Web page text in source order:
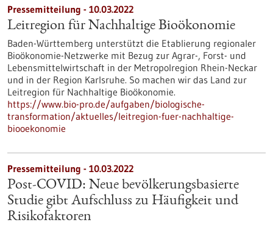
Pressemitteilung - 10.03.2022
Leitregion für Nachhaltige Bioökonomie
Baden-Württemberg unterstützt die Etablierung regionaler
Bioökonomie-Netzwerke mit Bezug zur Agrar-, Forst- und
Lebensmittelwirtschaft in der Metropolregion Rhein-Neckar
und in der Region Karlsruhe. So machen wir das Land zur
Leitregion für Nachhaltige Bioökonomie.
https://www.bio-pro.de/aufgaben/biologische-
transformation/aktuelles/leitregion-fuer-nachhaltige-
biooekonomie
Pressemitteilung - 10.03.2022
Post-COVID: Neue bevölkerungsbasierte
Studie gibt Aufschluss zu Häufigkeit und
Risikofaktoren